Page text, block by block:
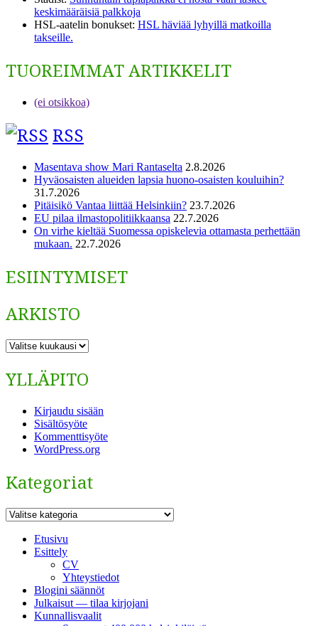
keskimääräisiä palkkoja
HSL-aatelin bonukset: HSL häviää lyhyillä matkoilla
takseille.
TUOREIMMAT ARTIKKELIT
(ei otsikkoa)
RSS
Masentava show Mari Rantaselta 2.8.2026
Hyväosaisten alueiden lapsia huono-osaisten kouluihin?
31.7.2026
Pitäisikö Vantaa liittää Helsinkiin? 23.7.2026
EU pilaa ilmastopolitiikkaansa 22.7.2026
On virhe kieltää Suomessa opiskelevia ottamasta perhettään
mukaan. 22.7.2026
ESIINTYMISET
ARKISTO
ARKISTO
YLLÄPITO
Kirjaudu sisään
Sisältösyöte
Kommenttisyöte
WordPress.org
Kategoriat
Kategoriat
Etusivu
Esittely
CV
Yhteystiedot
Blogini säännöt
Julkaisut — tilaa kirjojani
Kunnallisvaalit